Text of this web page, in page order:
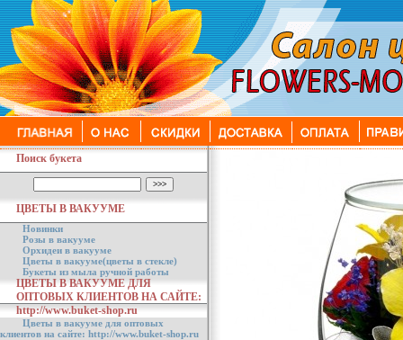
Поиск букета
ЦВЕТЫ В ВАКУУМЕ
Новинки
Розы в вакууме
Орхидеи в вакууме
Цветы в вакууме(цветы в стекле)
Букеты из мыла ручной работы
ЦВЕТЫ В ВАКУУМЕ ДЛЯ
ОПТОВЫХ КЛИЕНТОВ НА САЙТЕ:
http://www.buket-shop.ru
Цветы в вакууме для оптовых
клиентов на сайте: http://www.buket-shop.ru